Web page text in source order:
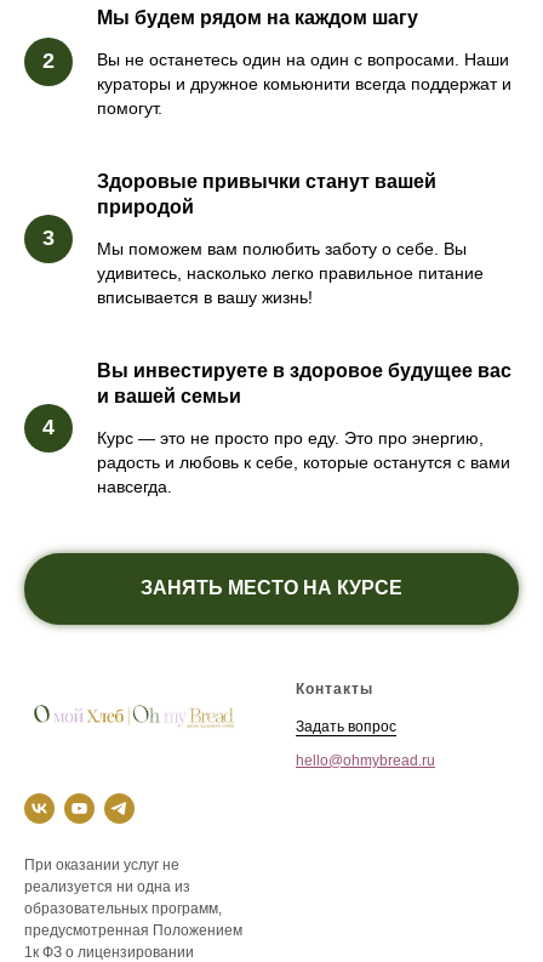
Мы будем рядом на каждом шагу
Вы не останетесь один на один с вопросами. Наши
кураторы и дружное комьюнити всегда поддержат и
помогут.
Здоровые привычки станут вашей
природой
Мы поможем вам полюбить заботу о себе. Вы
удивитесь, насколько легко правильное питание
вписывается в вашу жизнь!
Вы инвестируете в здоровое будущее вас
и вашей семьи
Курс — это не просто про еду. Это про энергию,
радость и любовь к себе, которые останутся с вами
навсегда.
ЗАНЯТЬ МЕСТО НА КУРСЕ
При оказании услуг не
реализуется ни одна из
образовательных программ,
предусмотренная Положением
1к ФЗ о лицензировании
Контакты
Задать вопрос
hello@ohmybread.ru